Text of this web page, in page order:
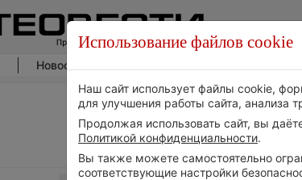
Новости погоды
Использование файлов cookie
Наш сайт использует файлы cookie,
для улучшения работы сайта, анализа
Продолжая использовать сайт, вы
Политикой конфиденциальности.
Вы также можете самостоятельно
соответствующие настройки